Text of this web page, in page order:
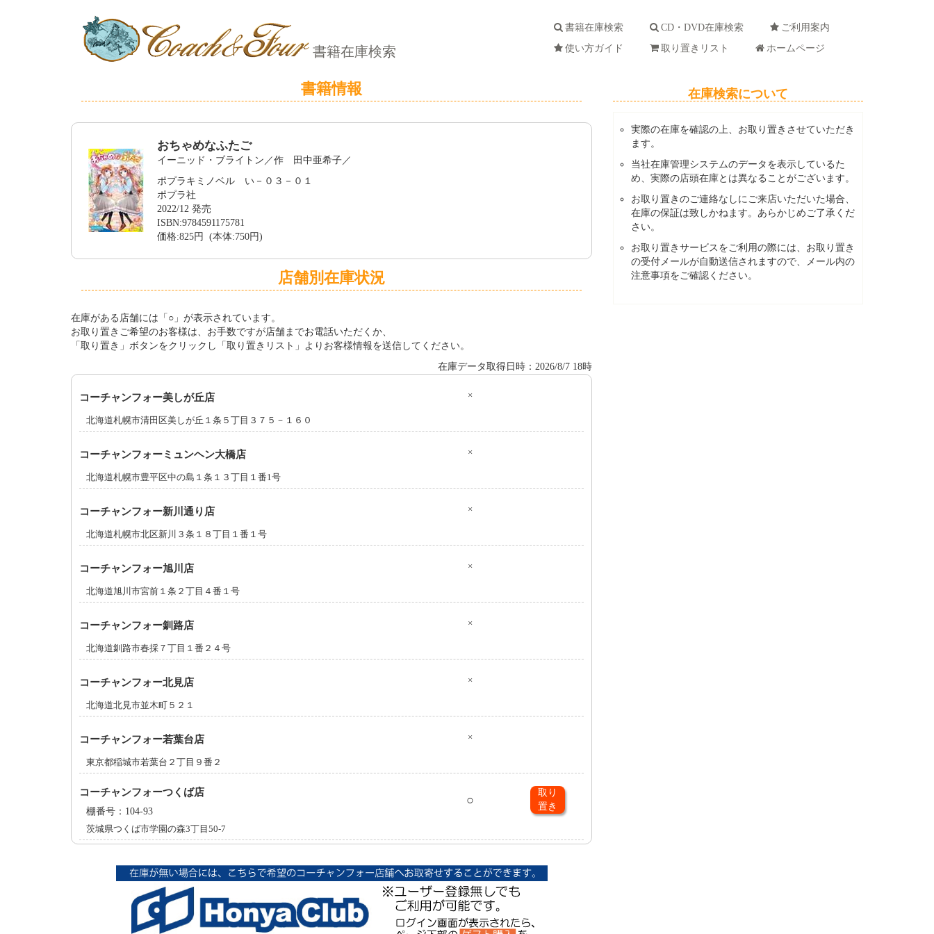
書籍在庫検索
書籍在庫検索 CD・DVD在庫検索
ご利用案内
使い方ガイド
取り置きリスト ホームページ
書籍情報
おちゃめなふたご
イーニッド・ブライトン／作 田中亜希子／
ポプラキミノベル い－０３－０１
ポプラ社
2022/12 発売
ISBN:9784591175781
価格:825円 (本体:750円)
店舗別在庫状況
在庫がある店舗には「○」が表示されています。
お取り置きご希望のお客様は、お手数ですが店舗までお電話いただくか、
「取り置き」ボタンをクリックし「取り置きリスト」よりお客様情報を送信してください。
在庫データ取得日時：2026/8/7 18時
コーチャンフォー美しが丘店 ×
北海道札幌市清田区美しが丘１条５丁目３７５－１６０
コーチャンフォーミュンヘン大橋店 ×
北海道札幌市豊平区中の島１条１３丁目１番1号
コーチャンフォー新川通り店 ×
北海道札幌市北区新川３条１８丁目１番１号
コーチャンフォー旭川店 ×
北海道旭川市宮前１条２丁目４番１号
コーチャンフォー釧路店 ×
北海道釧路市春採７丁目１番２４号
コーチャンフォー北見店 ×
北海道北見市並木町５２１
コーチャンフォー若葉台店 ×
東京都稲城市若葉台２丁目９番２
コーチャンフォーつくば店
○
取り
置き
棚番号：104-93
茨城県つくば市学園の森3丁目50-7
在庫検索について
実際の在庫を確認の上、お取り置きさせていただき
ます。
当社在庫管理システムのデータを表示しているた
め、実際の店頭在庫とは異なることがございます。
お取り置きのご連絡なしにご来店いただいた場合、
在庫の保証は致しかねます。あらかじめご了承くだ
さい。
お取り置きサービスをご利用の際には、お取り置き
の受付メールが自動送信されますので、メール内の
注意事項をご確認ください。